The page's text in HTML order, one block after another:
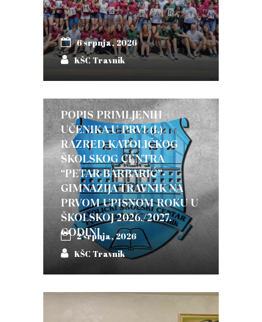
6 srpnja, 2026
KŠC Travnik
POPIS PRIMLJENIH
UČENIKA U PRVI (I.)
RAZRED KATOLIČKOG
ŠKOLSKOG CENTRA
“PETAR BARBARIĆ”-
GIMNAZIJA TRAVNIK NA
PRVOM UPISNOM ROKU U
ŠKOLSKOJ 2026./2027.
GODINI
2 srpnja, 2026
KŠC Travnik